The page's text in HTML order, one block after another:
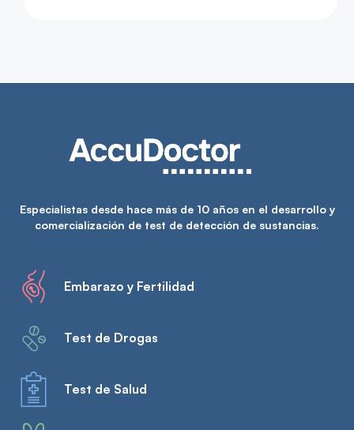
Especialistas desde hace más de 10 años en el desarrollo y
comercialización de test de detección de sustancias.
Embarazo y Fertilidad
Test de Drogas
Test de Salud